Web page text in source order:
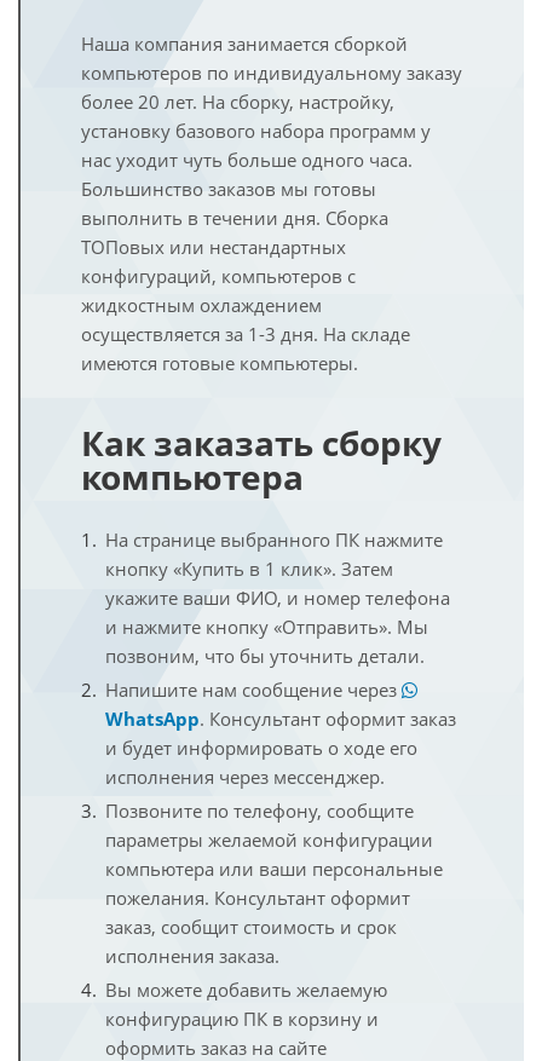
Наша компания занимается сборкой
компьютеров по индивидуальному заказу
более 20 лет. На сборку, настройку,
установку базового набора программ у
нас уходит чуть больше одного часа.
Большинство заказов мы готовы
выполнить в течении дня. Сборка
ТОПовых или нестандартных
конфигураций, компьютеров с
жидкостным охлаждением
осуществляется за 1-3 дня. На складе
имеются готовые компьютеры.
Как заказать сборку
компьютера
На странице выбранного ПК нажмите
кнопку «Купить в 1 клик». Затем
укажите ваши ФИО, и номер телефона
и нажмите кнопку «Отправить». Мы
позвоним, что бы уточнить детали.
Напишите нам сообщение через
WhatsApp. Консультант оформит заказ
и будет информировать о ходе его
исполнения через мессенджер.
Позвоните по телефону, сообщите
параметры желаемой конфигурации
компьютера или ваши персональные
пожелания. Консультант оформит
заказ, сообщит стоимость и срок
исполнения заказа.
Вы можете добавить желаемую
конфигурацию ПК в корзину и
оформить заказ на сайте